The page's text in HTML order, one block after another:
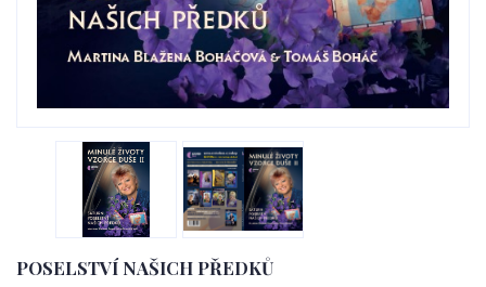
POSELSTVÍ NAŠICH PŘEDKŮ